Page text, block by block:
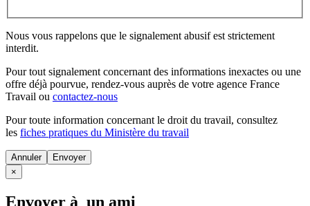
Nous vous rappelons que le signalement abusif est strictement
interdit.
Pour tout signalement concernant des informations inexactes ou une
offre déjà pourvue, rendez-vous auprès de votre agence France
Travail ou contactez-nous
Pour toute information concernant le droit du travail, consultez
les fiches pratiques du Ministère du travail
Annuler
×
Envoyer à un ami